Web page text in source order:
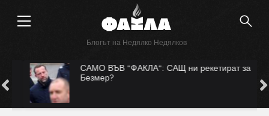
Блогът на Недялко Недялков
САМО ВЪВ "ФАКЛА": САЩ ни рекетират за
Безмер?